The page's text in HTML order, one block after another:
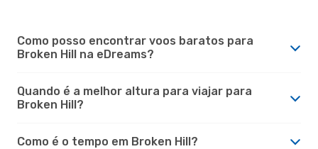
Como posso encontrar voos baratos para
Broken Hill na eDreams?
Quando é a melhor altura para viajar para
Broken Hill?
Como é o tempo em Broken Hill?